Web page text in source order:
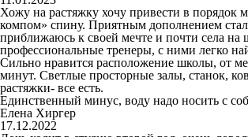
Хожу на растяжку хочу привести в порядок
компом» спину. Приятным дополнением
приближаюсь к своей мечте и почти села на
профессиональные тренеры, с ними легко
Сильно нравится расположение школы, от
минут. Светлые просторные залы, станок,
растяжки- все есть.
Единственный минус, воду надо носить с
Елена Хиргер
17.12.2022